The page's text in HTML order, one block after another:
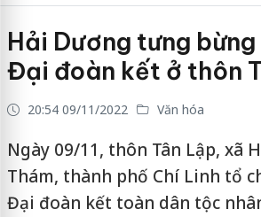
Hải Dương tưng
Đại đoàn kết ở thôn
20:54 09/11/2022 Văn hóa
Ngày 09/11, thôn Tân Lập, xã
Thám, thành phố Chí Linh tổ
Đại đoàn kết toàn dân tộc